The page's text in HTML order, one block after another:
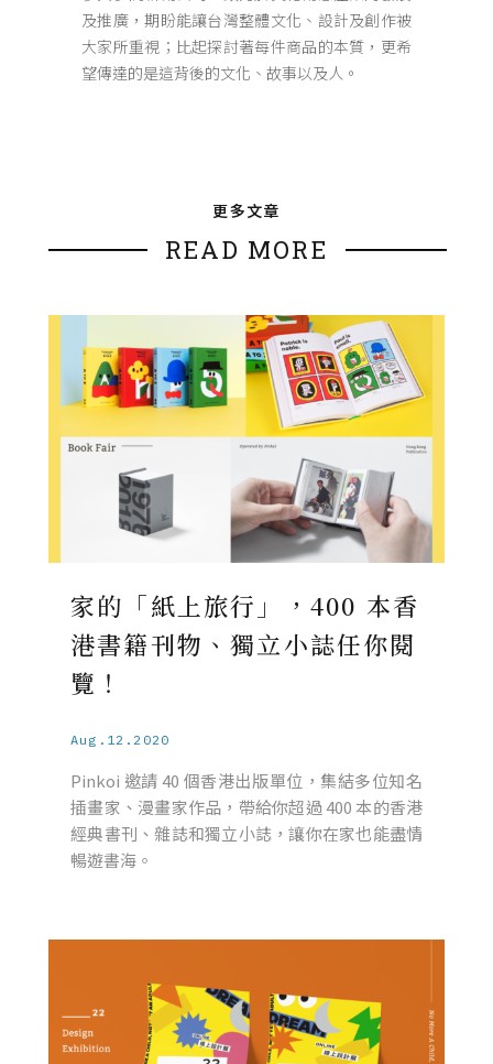
及推廣，期盼能讓台灣整體文化、設計及創作被
大家所重視；比起探討著每件商品的本質，更希
望傳達的是這背後的文化、故事以及人。
更多文章
READ MORE
家的「紙上旅行」，400 本香
港書籍刊物、獨立小誌任你閱
覽！
Aug.12.2020
Pinkoi 邀請 40 個香港出版單位，集結多位知名
插畫家、漫畫家作品，帶給你超過 400 本的香港
經典書刊、雜誌和獨立小誌，讓你在家也能盡情
暢遊書海。